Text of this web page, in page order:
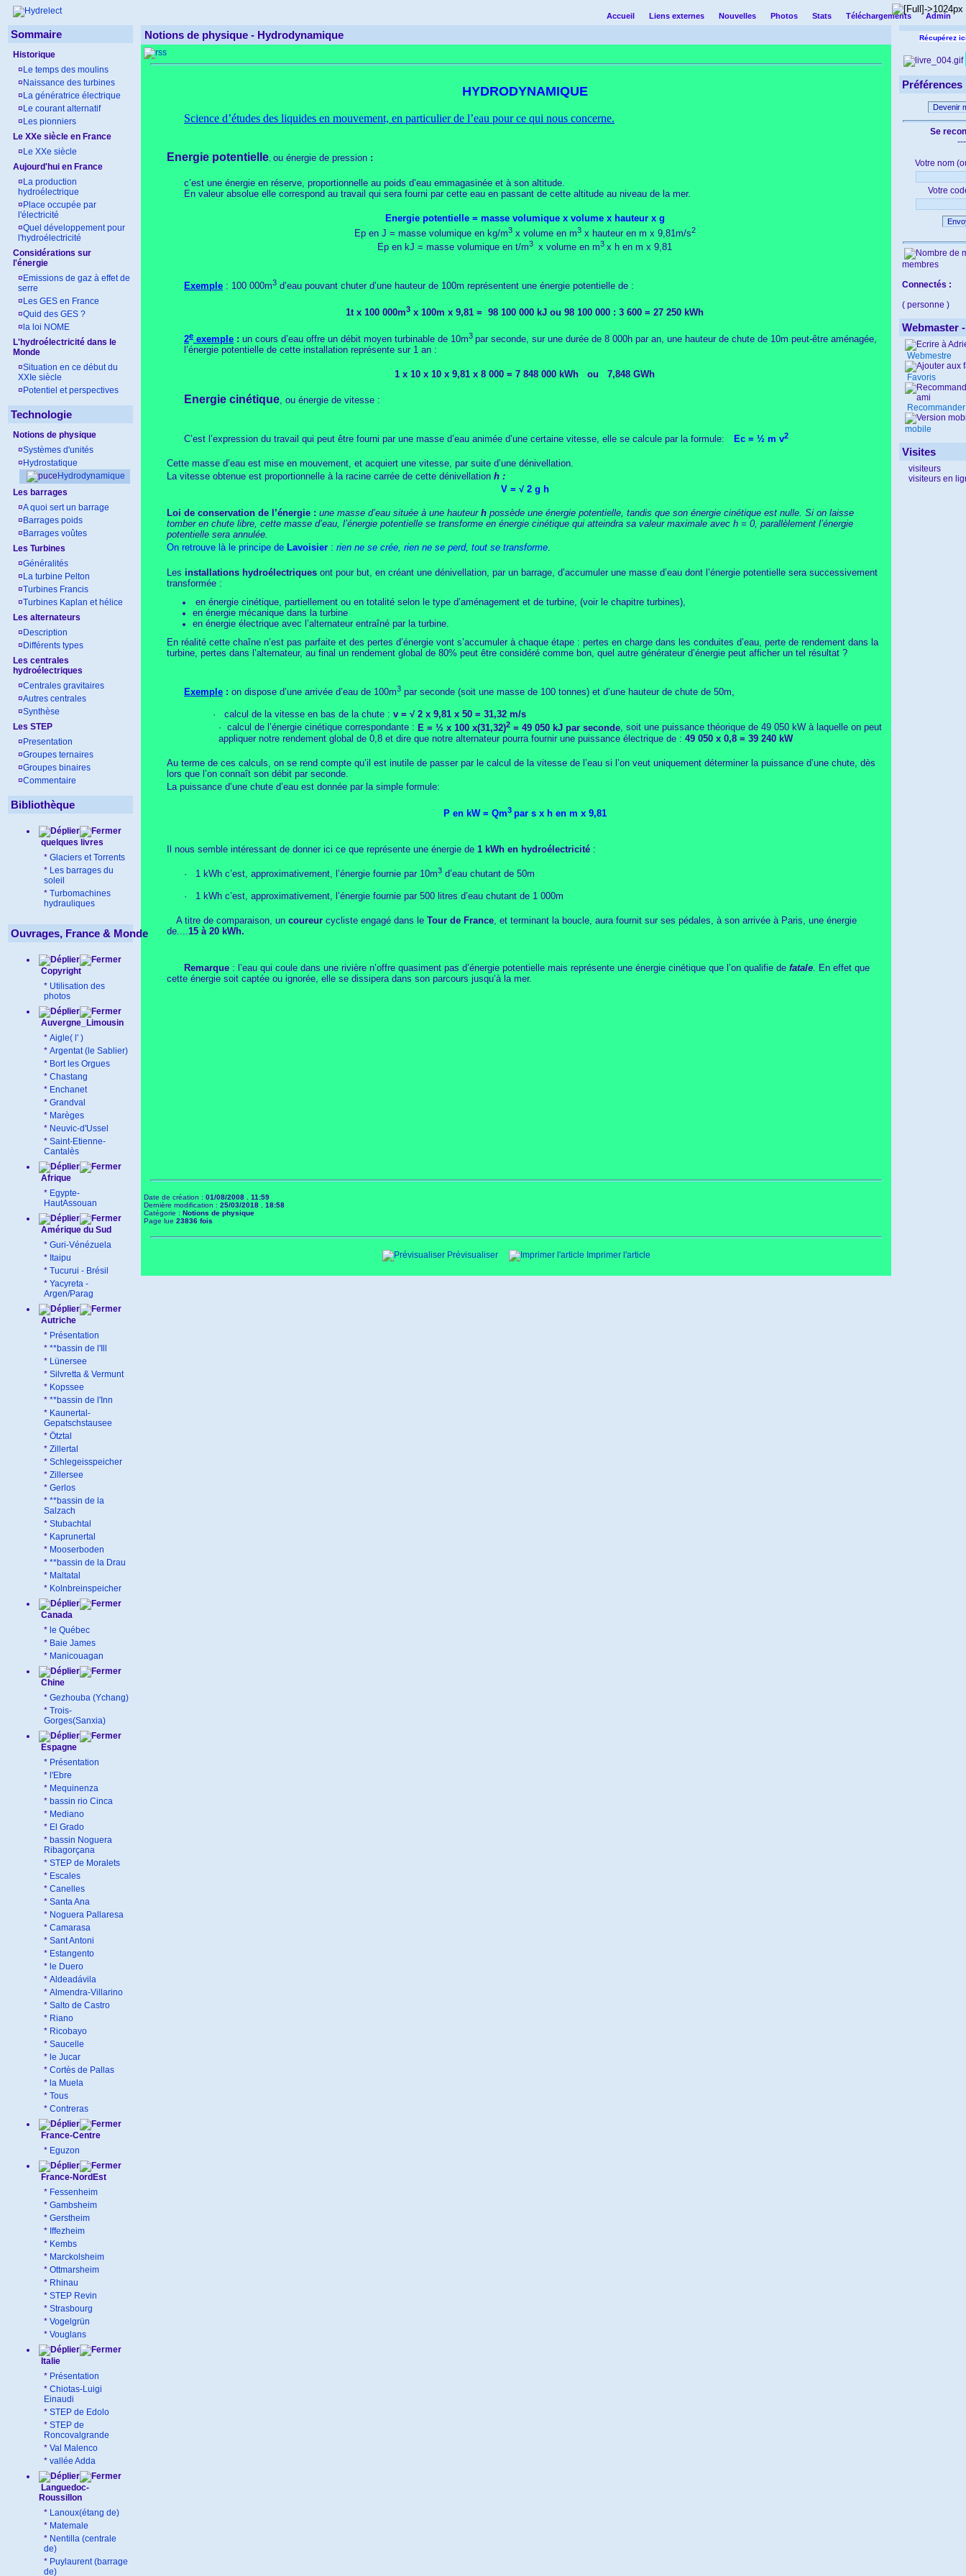
Admin
Accueil Liens externes Nouvelles Photos Stats Téléchargements
Sommaire
Historique
¤ Le temps des moulins
¤ Naissance des turbines
¤ La génératrice électrique
¤ Le courant alternatif
¤ Les pionniers
Le XXe siècle en France
¤ Le XXe siècle
Aujourd'hui en France
¤ La production
hydroélectrique
¤ Place occupée par
l'électricité
¤Quel développement pour
l'hydroélectricité
Considérations sur
l'énergie
¤ Emissions de gaz à effet de
serre
¤ Les GES en France
¤Quid des GES ?
¤ la loi NOME
L'hydroélectricité dans le
Monde
¤Situation en ce début du
XXIe siècle
¤ Potentiel et perspectives
Technologie
Notions de physique
¤Systèmes d'unités
¤ Hydrostatique
Hydrodynamique
Les barrages
¤A quoi sert un barrage
¤ Barrages poids
¤ Barrages voûtes
Les Turbines
¤Généralités
¤ La turbine Pelton
¤Turbines Francis
¤Turbines Kaplan et hélice
Les alternateurs
¤ Description
¤ Différents types
Les centrales
hydroélectriques
¤Centrales gravitaires
¤Autres centrales
¤Synthèse
Les STEP
¤ Presentation
¤Groupes ternaires
¤Groupes binaires
¤Commentaire
Bibliothèque
quelques livres
* Glaciers et Torrents
* Les barrages du
soleil
* Turbomachines
hydrauliques
Ouvrages, France & Monde
Copyright
* Utilisation des
photos
Auvergne_Limousin
* Aigle( l' )
* Argentat (le Sablier)
* Bort les Orgues
* Chastang
* Enchanet
* Grandval
* Marèges
* Neuvic-d'Ussel
* Saint-Etienne-
Cantalès
Afrique
* Egypte-
HautAssouan
Amérique du Sud
* Guri-Vénézuela
* Itaipu
* Tucurui - Brésil
* Yacyreta -
Argen/Parag
Autriche
* Présentation
* **bassin de l'Ill
* Lünersee
* Silvretta & Vermunt
* Kopssee
* **bassin de l'Inn
* Kaunertal-
Gepatschstausee
* Ötztal
* Zillertal
* Schlegeisspeicher
* Zillersee
* Gerlos
* **bassin de la
Salzach
* Stubachtal
* Kaprunertal
* Mooserboden
* **bassin de la Drau
* Maltatal
* Kolnbreinspeicher
Canada
* le Québec
* Baie James
* Manicouagan
Chine
* Gezhouba (Ychang)
* Trois-
Gorges(Sanxia)
Espagne
* Présentation
* l'Ebre
* Mequinenza
* bassin rio Cinca
* Mediano
* El Grado
* bassin Noguera
Ribagorçana
* STEP de Moralets
* Escales
* Canelles
* Santa Ana
* Noguera Pallaresa
* Camarasa
* Sant Antoni
* Estangento
* le Duero
* Aldeadávila
* Almendra-Villarino
* Salto de Castro
* Riano
* Ricobayo
* Saucelle
* le Jucar
* Cortès de Pallas
* la Muela
* Tous
* Contreras
France-Centre
* Eguzon
France-NordEst
* Fessenheim
* Gambsheim
* Gerstheim
* Iffezheim
* Kembs
* Marckolsheim
* Ottmarsheim
* Rhinau
* STEP Revin
* Strasbourg
* Vogelgrün
* Vouglans
Italie
* Présentation
* Chiotas-Luigi
Einaudi
* STEP de Edolo
* STEP de
Roncovalgrande
* Val Malenco
* vallée Adda
Languedoc-
Roussillon
* Lanoux(étang de)
* Matemale
* Nentilla (centrale
de)
* Puylaurent (barrage
de)
Notions de physique - Hydrodynamique
HYDRODYNAMIQUE
Science d’études des liquides en mouvement, en particulier de l’eau pour ce qui nous concerne.
Energie potentielle ou énergie de pression :
c’est une énergie en réserve, proportionnelle au poids d’eau emmagasinée et à son altitude.
En valeur absolue elle correspond au travail qui sera fourni par cette eau en passant de cette altitude au niveau de la mer.
Energie potentielle = masse volumique x volume x hauteur x g
Ep en J = masse volumique en kg/m3x volume en m3x hauteur en m x 9,81m/s2
Ep en kJ = masse volumique en t/m3 x volume en m3 x h en m x 9,81
Exemple : 100 000m3 d’eau pouvant chuter d’une hauteur de 100m représentent une énergie potentielle de :
1t x 100 000m3 x 100m x 9,81 = 98 100 000 kJ ou 98 100 000 : 3 600 = 27 250 kWh
2e exemple : un cours d’eau offre un débit moyen turbinable de 10m3 par seconde, sur une durée de 8 000h par an, une hauteur de chute de 10m peut-être aménagée,
l’énergie potentielle de cette installation représente sur 1 an :
1 x 10 x 10 x 9,81 x 8 000 = 7 848 000 kWh ou 7,848 GWh
Energie cinétique, ou énergie de vitesse :
C’est l’expression du travail qui peut être fourni par une masse d’eau animée d’une certaine vitesse, elle se calcule par la formule: Ec = ½ m v2
Cette masse d’eau est mise en mouvement, et acquiert une vitesse, par suite d’une dénivellation.
La vitesse obtenue est proportionnelle à la racine carrée de cette dénivellation h :
V = √2 g h
Loi de conservation de l’énergie : une masse d’eau située à une hauteurh possède une énergie potentielle, tandis que son énergie cinétique est nulle. Si on laisse
tomber en chute libre, cette masse d’eau, l’énergie potentielle se transforme en énergie cinétique qui atteindra sa valeur maximale avec h = 0, parallèlement l’énergie
potentielle sera annulée.
On retrouve là le principe de Lavoisier : rien ne se crée, rien ne se perd, tout se transforme.
Les installations hydroélectriques ont pour but, en créant une dénivellation, par un barrage, d’accumuler une masse d’eau dont l’énergie potentielle sera successivement
transformée :
en énergie cinétique, partiellement ou en totalité selon le type d’aménagement et de turbine, (voir le chapitre turbines),
en énergie mécanique dans la turbine
en énergie électrique avec l’alternateur entraîné par la turbine.
En réalité cette chaîne n’est pas parfaite et des pertes d’énergie vont s’accumuler à chaque étape : pertes en charge dans les conduites d’eau, perte de rendement dans la
turbine, pertes dans l’alternateur, au final un rendement global de 80% peut être considéré comme bon, quel autre générateur d’énergie peut afficher un tel résultat ?
Exemple : on dispose d’une arrivée d’eau de 100m3 par seconde (soit une masse de 100 tonnes) et d’une hauteur de chute de 50m,
· calcul de la vitesse en bas de la chute : v = √ 2 x 9,81 x 50 = 31,32 m/s
· calcul de l’énergie cinétique correspondante : E = ½ x 100 x(31,32)2 = 49 050 kJ par seconde, soit une puissance théorique de 49 050 kW à laquelle on peut
appliquer notre rendement global de 0,8 et dire que notre alternateur pourra fournir une puissance électrique de : 49 050 x 0,8 = 39 240 kW
Au terme de ces calculs, on se rend compte qu’il est inutile de passer par le calcul de la vitesse de l’eau si l’on veut uniquement déterminer la puissance d’une chute, dès
lors que l’on connaît son débit par seconde.
La puissance d’une chute d’eau est donnée par la simple formule:
P en kW = Qm3 par s x h en m x 9,81
Il nous semble intéressant de donner ici ce que représente une énergie de 1 kWh en hydroélectricité :
· 1 kWh c’est, approximativement, l’énergie fournie par 10m3 d’eau chutant de 50m
· 1 kWh c’est, approximativement, l’énergie fournie par 500 litres d’eau chutant de 1 000m
A titre de comparaison, un coureur cycliste engagé dans le Tour de France, et terminant la boucle, aura fournit sur ses pédales, à son arrivée à Paris, une énergie
de....15 à 20 kWh.
Remarque : l’eau qui coule dans une rivière n’offre quasiment pas d’énergie potentielle mais représente une énergie cinétique que l’on qualifie de fatale. En effet que
cette énergie soit captée ou ignorée, elle se dissipera dans son parcours jusqu’à la mer.
Date de création : 01/08/2008 . 11:59
Dernière modification : 25/03/2018 . 18:58
Catégorie : Notions de physique
Page lue 23836 fois
Prévisualiser Imprimer l'article
Récupérez
Préférences
Devenir
Se
---
Votre nom
Votre
membres
Connectés :
( personne )
Webmaster
Webmestre
Favoris
Recommander
mobile
Visites
visiteurs
visiteurs en